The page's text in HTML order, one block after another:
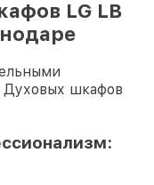
LG LB
шкафов